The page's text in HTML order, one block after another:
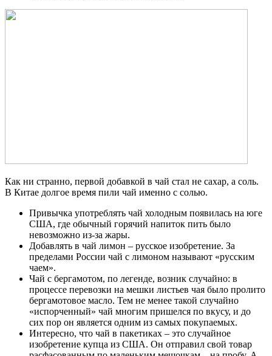
Как ни странно, первой добавкой в чай стал не сахар, а соль.
В Китае долгое время пили чай именно с солью.
Привычка употреблять чай холодным появилась на юге
США, где обычный горячий напиток пить было
невозможно из-за жары.
Добавлять в чай лимон – русское изобретение. За
пределами России чай с лимоном называют «русским
чаем».
Чай с бергамотом, по легенде, возник случайно: в
процессе перевозки на мешки листьев чая было пролито
бергамотовое масло. Тем не менее такой случайно
«испорченный» чай многим пришелся по вкусу, и до
сих пор он является одним из самых покупаемых.
Интересно, что чай в пакетиках – это случайное
изобретение купца из США. Он отправил свой товар